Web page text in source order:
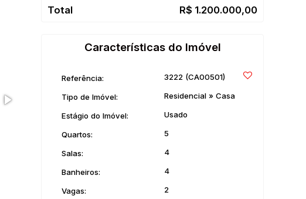
R$ 1.200.000,00
Características do Imóvel
Referência: 3222 (CA00501)
Tipo de Imóvel: Residencial » Casa
Estágio do Imóvel: Usado
Quartos: 5
Salas: 4
Banheiros: 4
Vagas: 2